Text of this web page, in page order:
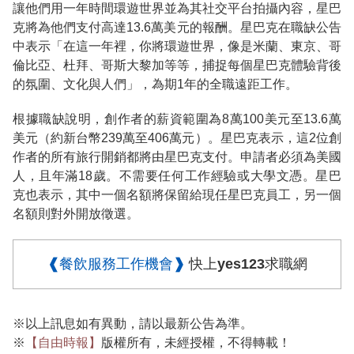
讓他們用一年時間環遊世界並為其社交平台拍攝內容，星巴
克將為他們支付高達13.6萬美元的報酬。星巴克在職缺公告
中表示「在這一年裡，你將環遊世界，像是米蘭、東京、哥
倫比亞、杜拜、哥斯大黎加等等，捕捉每個星巴克體驗背後
的氛圍、文化與人們」，為期1年的全職遠距工作。
根據職缺說明，創作者的薪資範圍為8萬100美元至13.6萬
美元（約新台幣239萬至406萬元）。星巴克表示，這2位創
作者的所有旅行開銷都將由星巴克支付。申請者必須為美國
人，且年滿18歲。不需要任何工作經驗或大學文憑。星巴
克也表示，其中一個名額將保留給現任星巴克員工，另一個
名額則對外開放徵選。
❰餐飲服務工作機會❱ 快上yes123求職網
※以上訊息如有異動，請以最新公告為準。
※
【自由時報】 版權所有，未經授權，不得轉載！